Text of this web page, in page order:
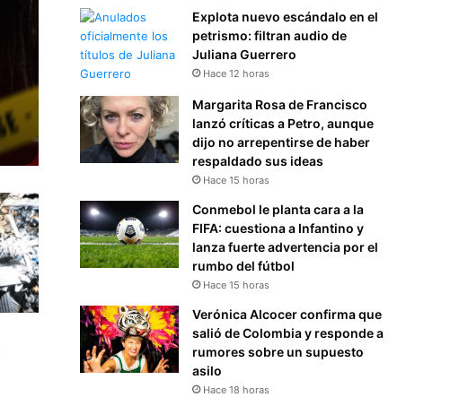
Explota nuevo escándalo en el
petrismo: filtran audio de
Juliana Guerrero
Hace 12 horas
Margarita Rosa de Francisco
lanzó críticas a Petro, aunque
dijo no arrepentirse de haber
respaldado sus ideas
Hace 15 horas
Conmebol le planta cara a la
FIFA: cuestiona a Infantino y
lanza fuerte advertencia por el
rumbo del fútbol
Hace 15 horas
Verónica Alcocer confirma que
salió de Colombia y responde a
rumores sobre un supuesto
asilo
Hace 18 horas